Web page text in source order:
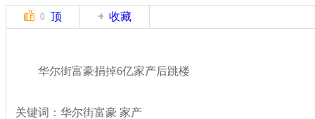
0 顶 收藏
华尔街富豪捐掉6亿家产后跳楼
关键词：华尔街富豪 家产